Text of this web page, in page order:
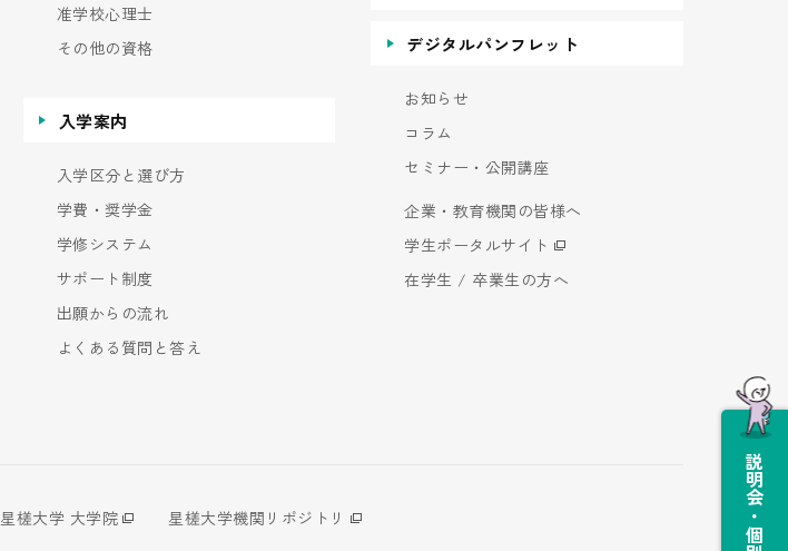
准学校心理士
その他の資格
入学案内
入学区分と選び方
学費・奨学金
学修システム
サポート制度
出願からの流れ
よくある質問と答え
デジタルパンフレット
お知らせ
コラム
セミナー・公開講座
企業・教育機関の皆様へ
学生ポータルサイト
在学生 / 卒業生の方へ
星槎大学 大学院
星槎大学機関リポジトリ